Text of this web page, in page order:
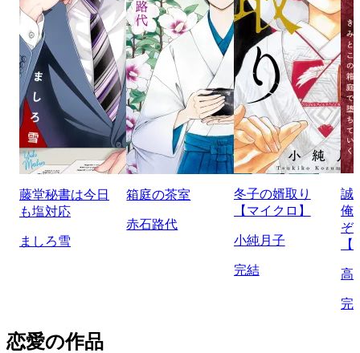
藤堂秘書は今日
も塩対応
ましろ雪
箱庭の茶室
赤石路代
冬子の婿取り
【マイクロ】
小純月子
完結
誠
俺
ぞ
高
完
恋愛の作品